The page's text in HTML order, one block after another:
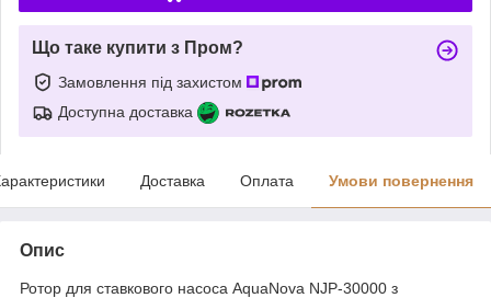
Що таке купити з Пром?
Замовлення під захистом
Доступна доставка
Доставка Оплата Умови повернення
Опис
Ротор для ставкового насоса AquaNova NJP-30000 з